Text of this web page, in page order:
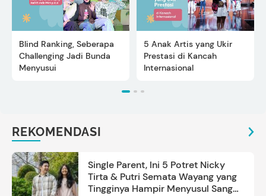
Blind Ranking, Seberapa
Challenging Jadi Bunda
Menyusui
5 Anak Artis yang Ukir
Prestasi di Kancah
Internasional
REKOMENDASI
Single Parent, Ini 5 Potret Nicky
Tirta & Putri Semata Wayang yang
Tingginya Hampir Menyusul Sang